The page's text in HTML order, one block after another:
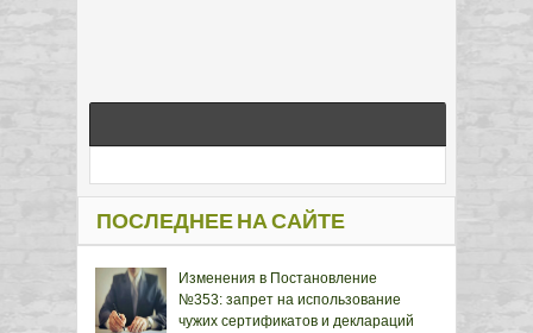
ПОСЛЕДНЕЕ НА САЙТЕ
Изменения в Постановление
№353: запрет на использование
чужих сертификатов и деклараций